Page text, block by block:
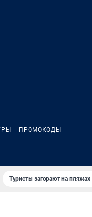
ПРОМОКОДЫ
Туристы загорают на